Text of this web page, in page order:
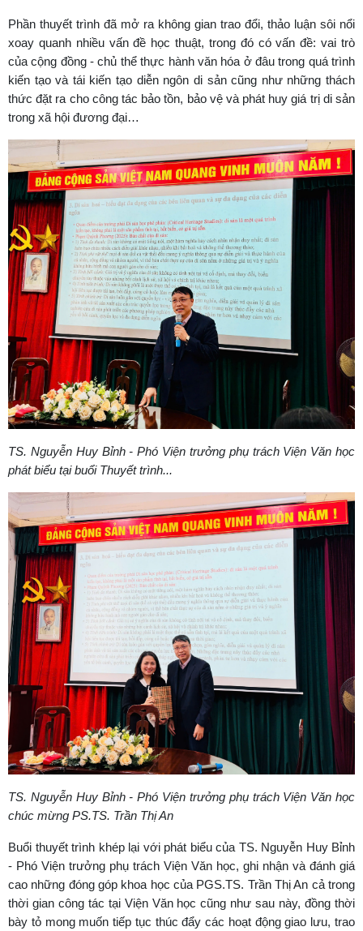
Phần thuyết trình đã mở ra không gian trao đổi, thảo luận sôi nổi
xoay quanh nhiều vấn đề học thuật, trong đó có vấn đề: vai trò
của cộng đồng - chủ thể thực hành văn hóa ở đâu trong quá trình
kiến tạo và tái kiến tạo diễn ngôn di sản cũng như những thách
thức đặt ra cho công tác bảo tồn, bảo vệ và phát huy giá trị di sản
trong xã hội đương đại…
TS. Nguyễn Huy Bỉnh - Phó Viện trưởng phụ trách Viện Văn học
phát biểu tại buổi Thuyết trình...
TS. Nguyễn Huy Bỉnh - Phó Viện trưởng phụ trách Viện Văn học
chúc mừng PS.TS. Trần Thị An
Buổi thuyết trình khép lại với phát biểu của TS. Nguyễn Huy Bỉnh
- Phó Viện trưởng phụ trách Viện Văn học, ghi nhận và đánh giá
cao những đóng góp khoa học của PGS.TS. Trần Thị An cả trong
thời gian công tác tại Viện Văn học cũng như sau này, đồng thời
bày tỏ mong muốn tiếp tục thúc đẩy các hoạt động giao lưu, trao